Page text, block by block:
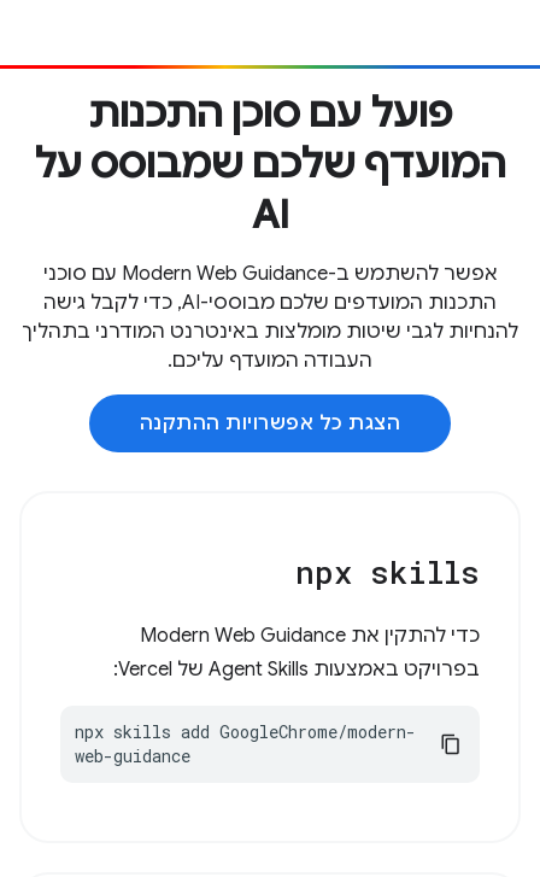
פועל עם סוכן התכנות
המועדף שלכם שמבוסס על
AI
אפשר להשתמש ב-Modern Web Guidance עם סוכני
התכנות המועדפים שלכם מבוססי-AI, כדי לקבל גישה
להנחיות לגבי שיטות מומלצות באינטרנט המודרני בתהליך
העבודה המועדף עליכם.
הצגת כל אפשרויות ההתקנה
npx skills
כדי להתקין את Modern Web Guidance
בפרויקט באמצעות Agent Skills של Vercel:
npx skills add GoogleChrome/modern-
web-guidance